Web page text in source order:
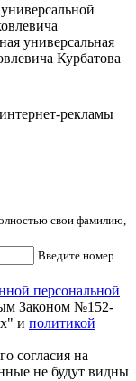
универсальная
Курбатова
рекламы
свои фамилию,
Введите номер
персональной
Законом №152-
и политикой
согласия на
не будут видны